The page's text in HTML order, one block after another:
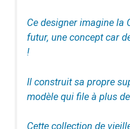
Ce designer imagine la
futur, une concept car
!
Il construit sa propre
modèle qui file à plus
Cette collection de